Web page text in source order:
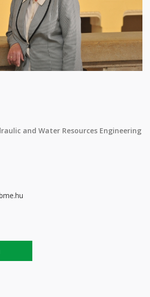
and Water Resources Engineering